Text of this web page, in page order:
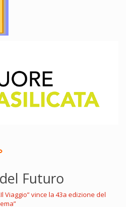
Futuro
Viaggio” vince la 43a edizione del